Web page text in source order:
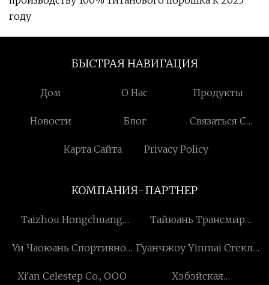
году
БЫСТРАЯ НАВИГАЦИЯ
Дом О Нас Продукты
Новости Блог
Связаться С
Карта Сайта
Privacy Policy
КОМПАНИЯ-ПАРТНЕР
Taizhou Hongchuang
Оборудование Co ., Ltd .
Тайюань Трансмир
Торговля Ко, ООО
Уи Чаоюань Спортивное Гуанчжоу Yinmai Стекло
Xi'an Celestep Co., ООО
Хэбэйская